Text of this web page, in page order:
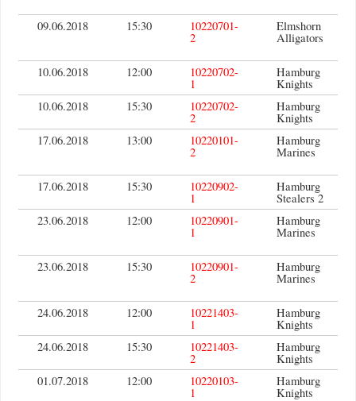
09.06.2018 15:30 10220701-
2
Elmshorn
Alligators
10.06.2018 12:00 10220702-
1
Hamburg
Knights
10.06.2018
15:30 10220702-
2
Hamburg
Knights
17.06.2018
13:00 10220101-
2
Hamburg
Marines
17.06.2018 15:30 10220902-
1
Hamburg
Stealers 2
23.06.2018
12:00 10220901-
1
Hamburg
Marines
23.06.2018 15:30 10220901-
2
Hamburg
Marines
24.06.2018 12:00 10221403-
1
Hamburg
Knights
24.06.2018
15:30 10221403-
2
Hamburg
Knights
01.07.2018
12:00 10220103-
1
Hamburg
Knights